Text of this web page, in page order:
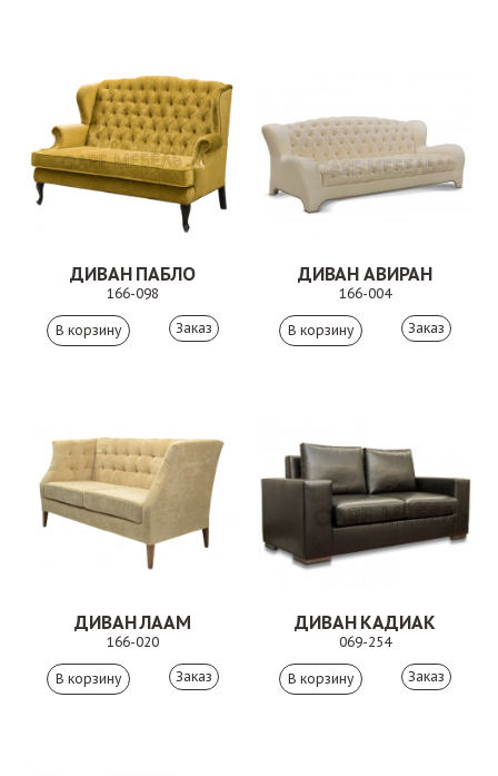
ДИВАН ПАБЛО
166-098
Заказ
ДИВАН АВИРАН
166-004
Заказ
ДИВАН ЛААМ
166-020
Заказ
ДИВАН КАДИАК
069-254
Заказ